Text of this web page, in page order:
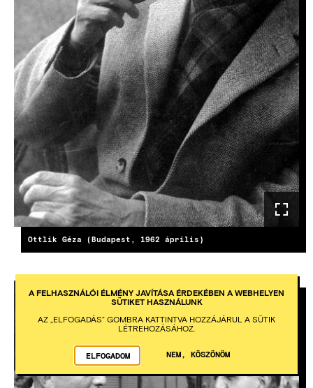
Ottlik Géza (Budapest, 1962 április)
A FELHASZNÁLÓI ÉLMÉNY JAVÍTÁSA ÉRDEKÉBEN A WEBHELYEN
SÜTIKET HASZNÁLUNK
AZ „ELFOGADÁS” GOMBRA KATTINTVA HOZZÁJÁRUL A SÜTIK
LÉTREHOZÁSÁHOZ.
ELFOGADOM NEM, KÖSZÖNÖM